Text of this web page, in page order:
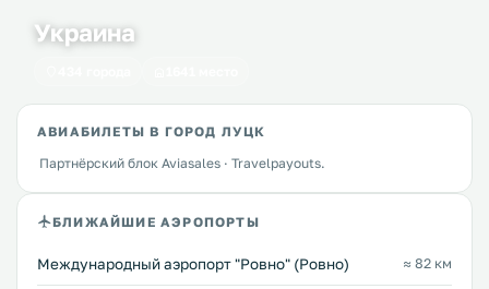
Украина
АВИАБИЛЕТЫ В ГОРОД ЛУЦК
Партнёрский блок Aviasales · Travelpayouts.
БЛИЖАЙШИЕ АЭРОПОРТЫ
Междунарoдный аэропорт "Ровно" (Ровно) ≈ 82 км